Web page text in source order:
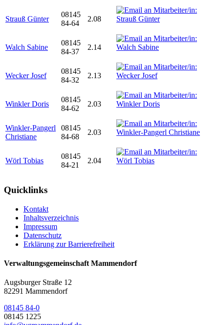
Strauß Günter
08145
84-64
2.08
Walch Sabine
08145
84-37
2.14
Wecker Josef
08145
84-32
2.13
Winkler Doris
08145
84-62
2.03
Winkler-Pangerl
Christiane
08145
84-68
2.03
Wörl Tobias
08145
84-21
2.04
Quicklinks
Kontakt
Inhaltsverzeichnis
Impressum
Datenschutz
Erklärung zur Barrierefreiheit
Verwaltungsgemeinschaft Mammendorf
Augsburger Straße 12
82291 Mammendorf
08145 84-0
08145 1225